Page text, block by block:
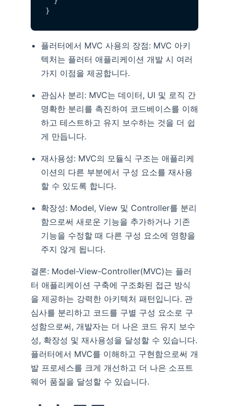
플러터에서 MVC 사용의 장점: MVC 아키
텍처는 플러터 애플리케이션 개발 시 여러
가지 이점을 제공합니다.
관심사 분리: MVC는 데이터, UI 및 로직 간
명확한 분리를 촉진하여 코드베이스를 이해
하고 테스트하고 유지 보수하는 것을 더 쉽
게 만듭니다.
재사용성: MVC의 모듈식 구조는 애플리케
이션의 다른 부분에서 구성 요소를 재사용
할 수 있도록 합니다.
확장성: Model, View 및 Controller를 분리
함으로써 새로운 기능을 추가하거나 기존
기능을 수정할 때 다른 구성 요소에 영향을
주지 않게 됩니다.
결론: Model-View-Controller(MVC)는 플러
터 애플리케이션 구축에 구조화된 접근 방식
을 제공하는 강력한 아키텍처 패턴입니다. 관
심사를 분리하고 코드를 구별 구성 요소로 구
성함으로써, 개발자는 더 나은 코드 유지 보수
성, 확장성 및 재사용성을 달성할 수 있습니다.
플러터에서 MVC를 이해하고 구현함으로써 개
발 프로세스를 크게 개선하고 더 나은 소프트
웨어 품질을 달성할 수 있습니다.